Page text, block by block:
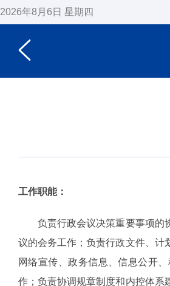
2026年8月6日 星期四
工作职能：
负责行政会议决策重要事项的协
议的会务工作；负责行政文件、计
网络宣传、政务信息、信息公开
作；负责协调规章制度和内控体系